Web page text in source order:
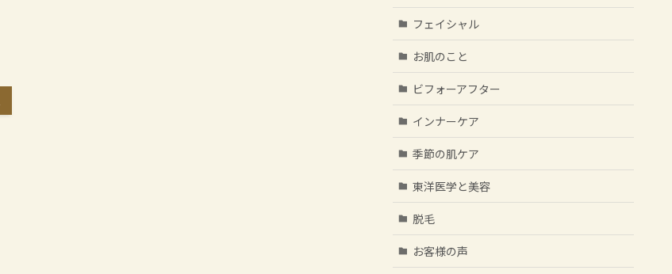
フェイシャル
お肌のこと
ビフォーアフター
インナーケア
季節の肌ケア
東洋医学と美容
脱毛
お客様の声